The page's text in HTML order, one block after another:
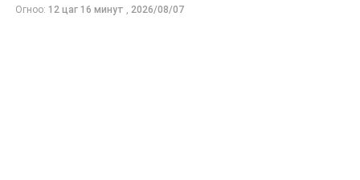
Огноо: 12 цаг 16 минут , 2026/08/07